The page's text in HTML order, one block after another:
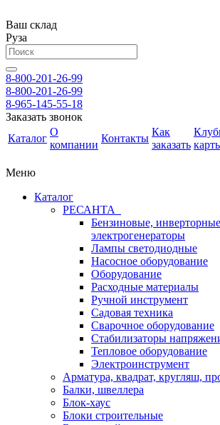
Ваш склад
Руза
8-800-201-26-99
8-800-201-26-99
8-965-145-55-18
Заказать звонок
Каталог
О
компании
Контакты
Как
заказать
Меню
Каталог
РЕСАНТА
Бензиновые,
электрогенераторы
Лампы светодиодные
Насосное оборудование
Оборудование
Расходные материалы
Ручной инструмент
Садовая техника
Сварочное оборудование
Стабилизаторы
Тепловое оборудование
Электроинструмент
Арматура, квадрат, кругляш,
Балки, швеллера
Блок-хаус
Блоки строительные